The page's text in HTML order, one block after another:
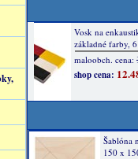
Šablóna
150 x